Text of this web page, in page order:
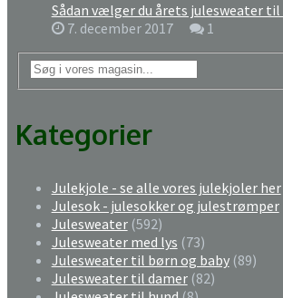
Sådan vælger du årets julesweater til
7. december 2017
1
Kategorier
Julekjole - se alle vores julekjoler her
Julesok - julesokker og julestrømper
Julesweater (592)
Julesweater med lys (73)
Julesweater til børn og baby (89)
Julesweater til damer (82)